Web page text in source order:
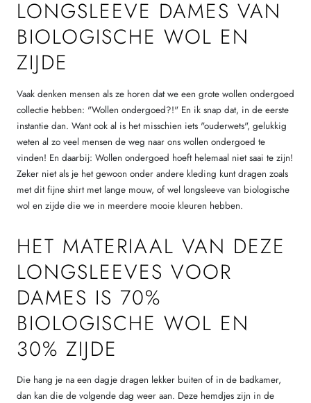
LONGSLEEVE DAMES VAN
BIOLOGISCHE WOL EN
ZIJDE
Vaak denken mensen als ze horen dat we een grote wollen ondergoed
collectie hebben: "Wollen ondergoed?!" En ik snap dat, in de eerste
instantie dan. Want ook al is het misschien iets "ouderwets", gelukkig
weten al zo veel mensen de weg naar ons wollen ondergoed te
vinden! En daarbij: Wollen ondergoed hoeft helemaal niet saai te zijn!
Zeker niet als je het gewoon onder andere kleding kunt dragen zoals
met dit fijne shirt met lange mouw, of wel longsleeve van biologische
wol en zijde die we in meerdere mooie kleuren hebben.
HET MATERIAAL VAN DEZE
LONGSLEEVES VOOR
DAMES IS 70%
BIOLOGISCHE WOL EN
30% ZIJDE
Die hang je na een dagje dragen lekker buiten of in de badkamer,
dan kan die de volgende dag weer aan. Deze hemdjes zijn in de